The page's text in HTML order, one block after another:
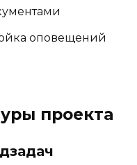
оповещений
проекта